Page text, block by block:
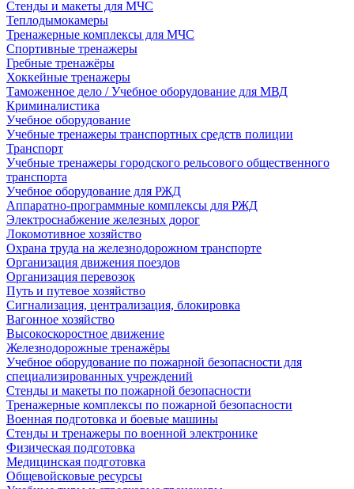
Стенды и макеты для МЧС
Теплодымокамеры
Тренажерные комплексы для МЧС
Спортивные тренажеры
Гребные тренажёры
Хоккейные тренажеры
Таможенное дело / Учебное оборудование для МВД
Криминалистика
Учебное оборудование
Учебные тренажеры транспортных средств полиции
Транспорт
Учебные тренажеры городского рельсового общественного
транспорта
Учебное оборудование для РЖД
Аппаратно-программные комплексы для РЖД
Электроснабжение железных дорог
Локомотивное хозяйство
Охрана труда на железнодорожном транспорте
Организация движения поездов
Организация перевозок
Путь и путевое хозяйство
Сигнализация, централизация, блокировка
Вагонное хозяйство
Высокоскоростное движение
Железнодорожные тренажёры
Учебное оборудование по пожарной безопасности для
специализированных учреждений
Стенды и макеты по пожарной безопасности
Тренажерные комплексы по пожарной безопасности
Военная подготовка и боевые машины
Стенды и тренажеры по военной электронике
Физическая подготовка
Медицинская подготовка
Общевойсковые ресурсы